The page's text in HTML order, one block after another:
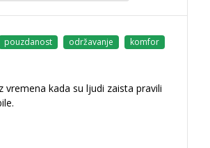
pouzdanost održavanje
komfor
vremena kada su ljudi zaista pravili